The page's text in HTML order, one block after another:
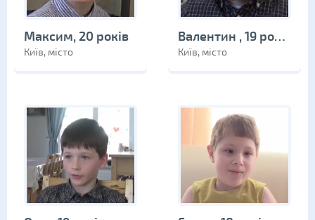
Максим, 20 років
Київ, місто
Валентин , 19 років
Київ, місто